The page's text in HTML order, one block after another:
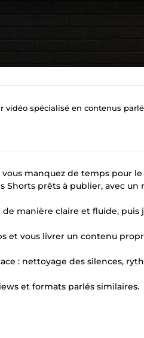
vidéo spécialisé en contenus
manquez de temps pour
Shorts prêts à publier, avec un
manière claire et fluide, puis
et vous livrer un contenu
: nettoyage des silences,
et formats parlés similaires.